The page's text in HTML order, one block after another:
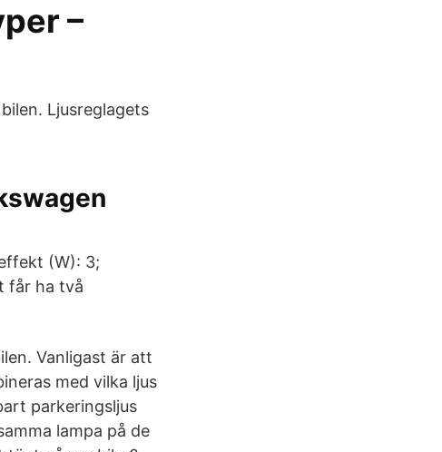
–
Ljusreglagets
(W): 3;
får ha två
Vanligast är att
med vilka ljus
parkeringsljus
lampa på de